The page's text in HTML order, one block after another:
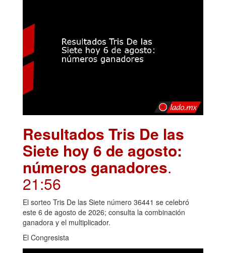
Resultados Tris De las
Siete hoy 6 de agosto:
números ganadores.
21:56
El sorteo Tris De las Siete número 36441 se celebró
este 6 de agosto de 2026; consulta la combinación
ganadora y el multiplicador.
El Congresista